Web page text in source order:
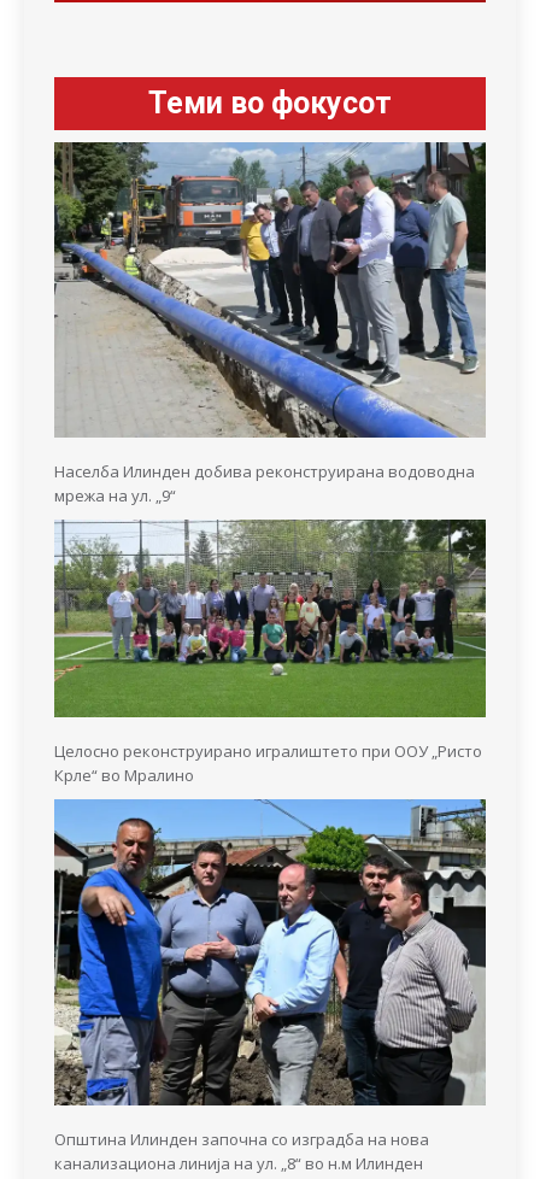
Теми во фокусот
Населба Илинден добива реконструирана водоводна
мрежа на ул. „9“
Целосно реконструирано игралиштето при ООУ „Ристо
Крле“ во Мралино
Општина Илинден започна со изградба на нова
канализациона линија на ул. „8“ во н.м Илинден